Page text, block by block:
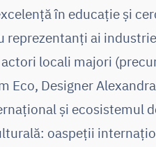
în educație și
reprezentanți ai
locali majori
Eco, Designer
și ecosistemul
oaspeții